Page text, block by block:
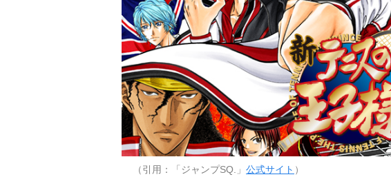
（引用：「ジャンプSQ.」 公式サイト ）